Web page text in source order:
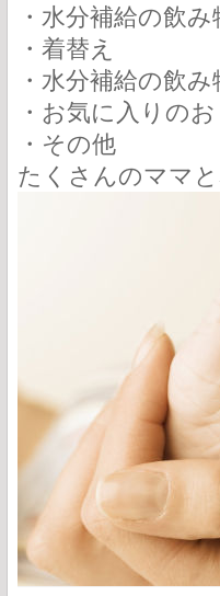
・水分補給の飲み
・着替え
・水分補給の飲み
・お気に入りの
・その他
たくさんのママ